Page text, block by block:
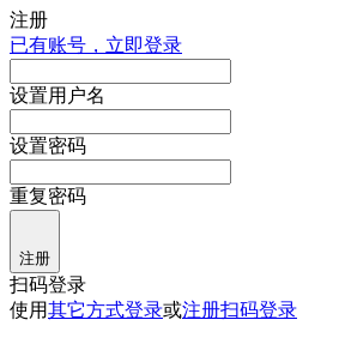
注册
已有账号，立即登录
设置用户名
设置密码
重复密码
注册
扫码登录
使用其它方式登录或注册扫码登录